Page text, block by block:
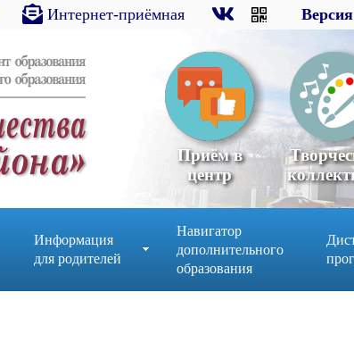
Интернет-приёмная Версия
Приём в
центр
Информация
для родителей
Навигатор
дополнительного
образования